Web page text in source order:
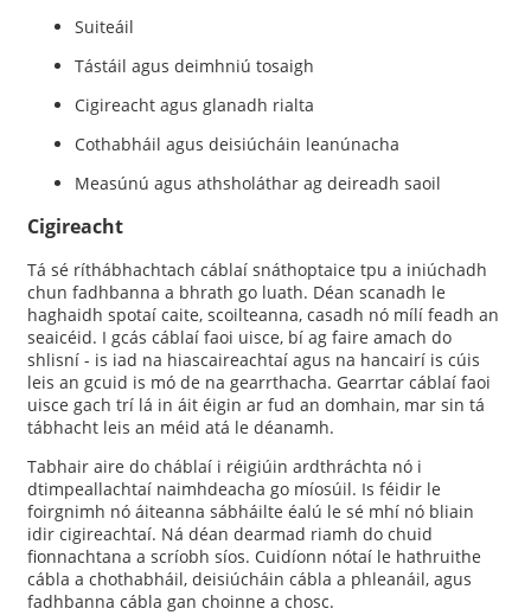
Suiteáil
Tástáil agus deimhniú tosaigh
Cigireacht agus glanadh rialta
Cothabháil agus deisiúcháin leanúnacha
Measúnú agus athsholáthar ag deireadh saoil
Cigireacht
Tá sé ríthábhachtach cáblaí snáthoptaice tpu a iniúchadh
chun fadhbanna a bhrath go luath. Déan scanadh le
haghaidh spotaí caite, scoilteanna, casadh nó mílí feadh an
seaicéid. I gcás cáblaí faoi uisce, bí ag faire amach do
shlisní - is iad na hiascaireachtaí agus na hancairí is cúis
leis an gcuid is mó de na gearrthacha. Gearrtar cáblaí faoi
uisce gach trí lá in áit éigin ar fud an domhain, mar sin tá
tábhacht leis an méid atá le déanamh.
Tabhair aire do cháblaí i réigiúin ardthráchta nó i
dtimpeallachtaí naimhdeacha go míosúil. Is féidir le
foirgnimh nó áiteanna sábháilte éalú le sé mhí nó bliain
idir cigireachtaí. Ná déan dearmad riamh do chuid
fionnachtana a scríobh síos. Cuidíonn nótaí le hathruithe
cábla a chothabháil, deisiúcháin cábla a phleanáil, agus
fadhbanna cábla gan choinne a chosc.